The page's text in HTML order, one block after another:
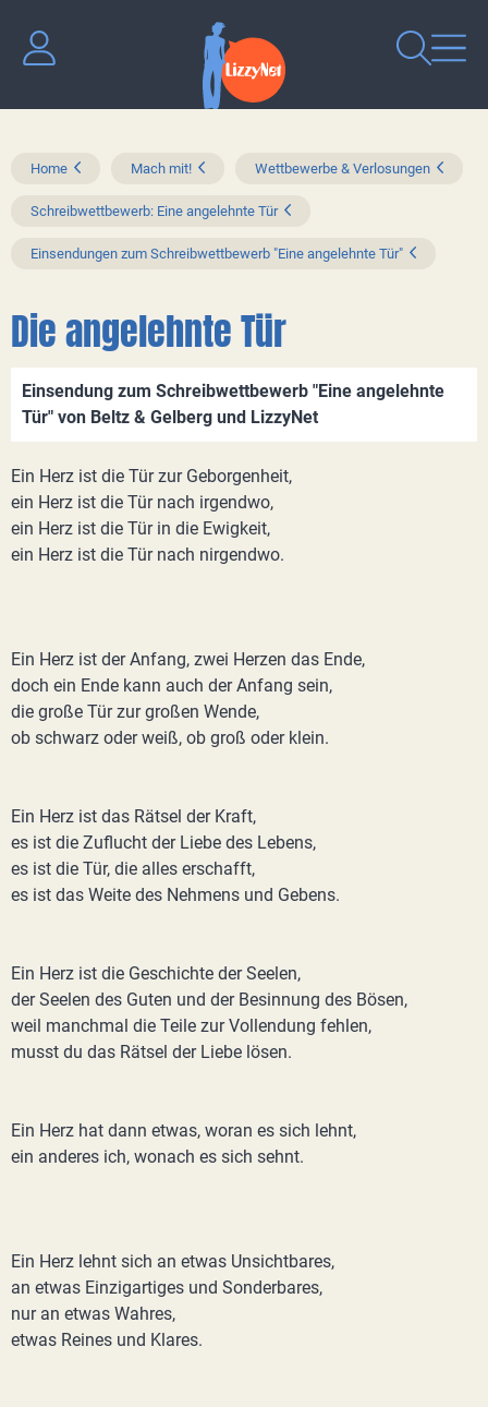
Home Mach mit! Wettbewerbe & Verlosungen
Schreibwettbewerb: Eine angelehnte Tür
Einsendungen zum Schreibwettbewerb "Eine angelehnte Tür"
Die angelehnte Tür
Einsendung zum Schreibwettbewerb "Eine angelehnte
Tür" von Beltz & Gelberg und LizzyNet
Ein Herz ist die Tür zur Geborgenheit,
ein Herz ist die Tür nach irgendwo,
ein Herz ist die Tür in die Ewigkeit,
ein Herz ist die Tür nach nirgendwo.
Ein Herz ist der Anfang, zwei Herzen das Ende,
doch ein Ende kann auch der Anfang sein,
die große Tür zur großen Wende,
ob schwarz oder weiß, ob groß oder klein.
Ein Herz ist das Rätsel der Kraft,
es ist die Zuflucht der Liebe des Lebens,
es ist die Tür, die alles erschafft,
es ist das Weite des Nehmens und Gebens.
Ein Herz ist die Geschichte der Seelen,
der Seelen des Guten und der Besinnung des Bösen,
weil manchmal die Teile zur Vollendung fehlen,
musst du das Rätsel der Liebe lösen.
Ein Herz hat dann etwas, woran es sich lehnt,
ein anderes ich, wonach es sich sehnt.
Ein Herz lehnt sich an etwas Unsichtbares,
an etwas Einzigartiges und Sonderbares,
nur an etwas Wahres,
etwas Reines und Klares.